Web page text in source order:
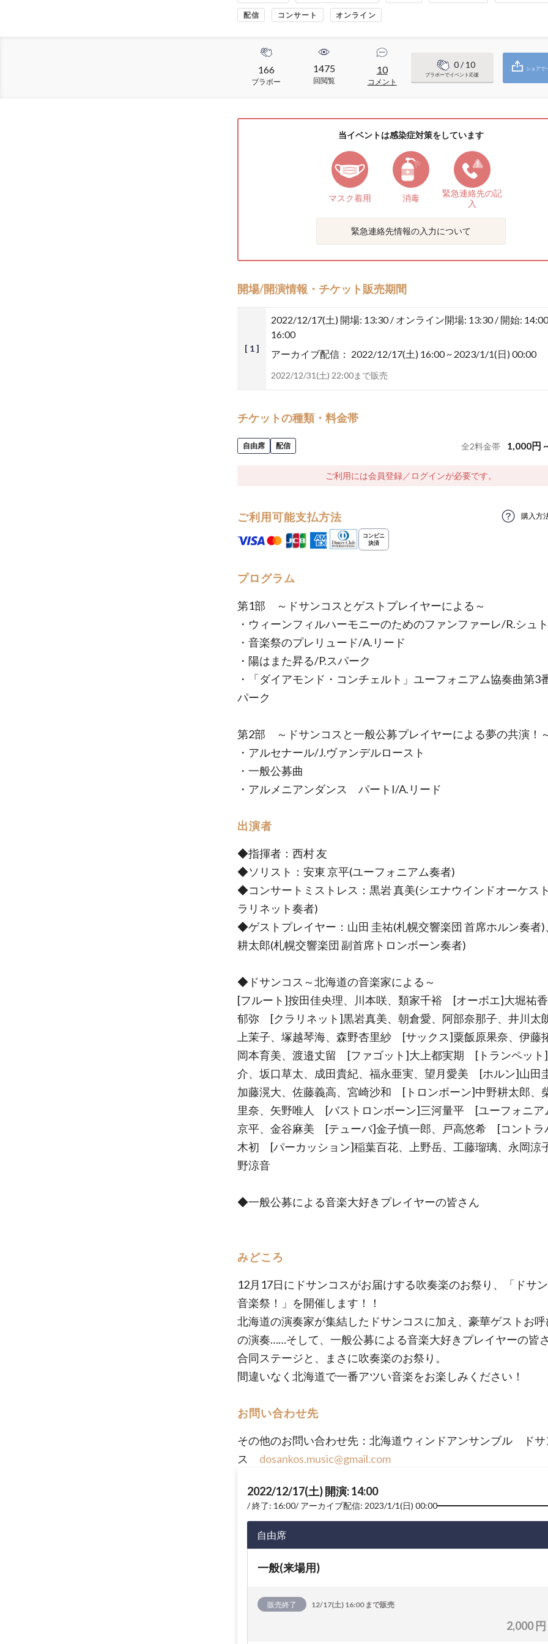
配信 コンサート オンライン
166
ブラボー
1475
回閲覧
10
コメント
0/ 10
ブラボーでイベント応援
シェアで
当イベントは感染症対策をしています
マスク着用 消毒 緊急連絡先の記
入
緊急連絡先情報の入力について
開場/開演情報・チケット販売期間
[ 1 ]
2022/12/17(土) 開場: 13:30 / オンライン開場: 13:30 / 開始:
16:00
アーカイブ配信： 2022/12/17(土) 16:00 ~ 2023/1/1(日) 00:00
2022/12/31(土) 22:00まで販売
チケットの種類・料金帯
自由席 配信 全2料金帯 1,000円 ~
ご利用には会員登録／ログインが必要です。
ご利用可能支払方法 購入方
プログラム
第1部 ～ドサンコスとゲストプレイヤーによる～
・ウィーンフィルハーモニーのためのファンファーレ/R.シュ
・音楽祭のプレリュード/A.リード
・陽はまた昇る/P.スパーク
・「ダイアモンド・コンチェルト」ユーフォニアム協奏曲第3
パーク
第2部 ～ドサンコスと一般公募プレイヤーによる夢の共演！
・アルセナール/J.ヴァンデルロースト
・一般公募曲
・アルメニアンダンス パートI/A.リード
出演者
◆指揮者：西村 友
◆ソリスト：安東 京平(ユーフォニアム奏者)
◆コンサートミストレス：黒岩 真美(シエナウインドオーケス
ラリネット奏者)
◆ゲストプレイヤー：山田 圭祐(札幌交響楽団 首席ホルン奏者)
耕太郎(札幌交響楽団 副首席トロンボーン奏者)
◆ドサンコス～北海道の音楽家による～
[フルート]按田佳央理、川本咲、類家千裕 [オーボエ]大堀祐
郁弥 [クラリネット]黒岩真美、朝倉愛、阿部奈那子、井川太
上茉子、塚越琴海、森野杏里紗 [サックス]粟飯原果奈、伊藤
岡本育美、渡邉丈留 [ファゴット]大上都実期 [トランペット
介、坂口草太、成田貴紀、福永亜実、望月愛美 [ホルン]山田
加藤滉大、佐藤義高、宮崎沙和 [トロンボーン]中野耕太郎、
里奈、矢野唯人 [バストロンボーン]三河量平 [ユーフォニア
京平、金谷麻美 [テューバ]金子慎一郎、戸高悠希 [コントラ
木初 [パーカッション]稲葉百花、上野岳、工藤瑠璃、永岡涼
野涼音
◆一般公募による音楽大好きプレイヤーの皆さん
みどころ
12月17日にドサンコスがお届けする吹奏楽のお祭り、「ドサ
音楽祭！」を開催します！！
北海道の演奏家が集結したドサンコスに加え、豪華ゲストお呼
の演奏……そして、一般公募による音楽大好きプレイヤーの皆
合同ステージと、まさに吹奏楽のお祭り。
間違いなく北海道で一番アツい音楽をお楽しみください！
お問い合わせ先
その他のお問い合わせ先：北海道ウィンドアンサンブル ドサ
ス dosankos.music@gmail.com
2022/12/17(土) 開演: 14:00
終了: 16:00 アーカイブ配信: 2023/1/1(日) 00:00
自由席
一般(来場用)
販売終了 12/17(土) 16:00 まで販売
2,000 円